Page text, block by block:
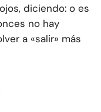
diciendo: o es
no hay
a «salir» más